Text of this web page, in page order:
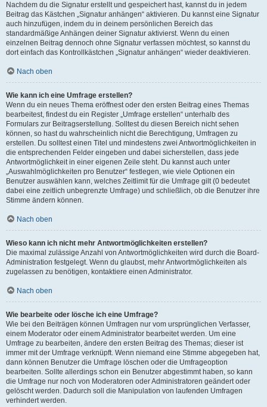
Nachdem du die Signatur erstellt und gespeichert hast, kannst du in jedem
Beitrag das Kästchen „Signatur anhängen“ aktivieren. Du kannst eine Signatur
auch hinzufügen, indem du in deinem persönlichen Bereich das
standardmäßige Anhängen deiner Signatur aktivierst. Wenn du einen
einzelnen Beitrag dennoch ohne Signatur verfassen möchtest, so kannst du
dort einfach das Kontrollkästchen „Signatur anhängen“ wieder deaktivieren.
Nach oben
Wie kann ich eine Umfrage erstellen?
Wenn du ein neues Thema eröffnest oder den ersten Beitrag eines Themas
bearbeitest, findest du ein Register „Umfrage erstellen“ unterhalb des
Formulars zur Beitragserstellung. Solltest du diesen Bereich nicht sehen
können, so hast du wahrscheinlich nicht die Berechtigung, Umfragen zu
erstellen. Du solltest einen Titel und mindestens zwei Antwortmöglichkeiten in
die entsprechenden Felder eingeben und dabei sicherstellen, dass jede
Antwortmöglichkeit in einer eigenen Zeile steht. Du kannst auch unter
„Auswahlmöglichkeiten pro Benutzer“ festlegen, wie viele Optionen ein
Benutzer auswählen kann, welches Zeitlimit für die Umfrage gilt (0 bedeutet
dabei eine zeitlich unbegrenzte Umfrage) und schließlich, ob die Benutzer ihre
Stimme ändern können.
Nach oben
Wieso kann ich nicht mehr Antwortmöglichkeiten erstellen?
Die maximal zulässige Anzahl von Antwortmöglichkeiten wird durch die Board-
Administration festgelegt. Wenn du glaubst, mehr Antwortmöglichkeiten als
zugelassen zu benötigen, kontaktiere einen Administrator.
Nach oben
Wie bearbeite oder lösche ich eine Umfrage?
Wie bei den Beiträgen können Umfragen nur vom ursprünglichen Verfasser,
einem Moderator oder einem Administrator bearbeitet werden. Um eine
Umfrage zu bearbeiten, ändere den ersten Beitrag des Themas; dieser ist
immer mit der Umfrage verknüpft. Wenn niemand eine Stimme abgegeben hat,
dann können Benutzer die Umfrage löschen oder die Umfrageoption
bearbeiten. Sollte allerdings schon ein Benutzer abgestimmt haben, so kann
die Umfrage nur noch von Moderatoren oder Administratoren geändert oder
gelöscht werden. Dadurch soll die Manipulation von laufenden Umfragen
verhindert werden.